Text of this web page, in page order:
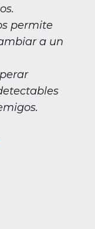
permite
a un